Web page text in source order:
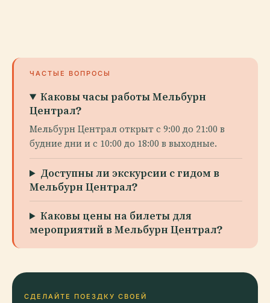
ЧАСТЫЕ ВОПРОСЫ
Каковы часы работы Мельбурн
Централ?
Мельбурн Централ открыт с 9:00 до 21:00 в
будние дни и с 10:00 до 18:00 в выходные.
Доступны ли экскурсии с гидом в
Мельбурн Централ?
Каковы цены на билеты для
мероприятий в Мельбурн Централ?
СДЕЛАЙТЕ ПОЕЗДКУ СВОЕЙ